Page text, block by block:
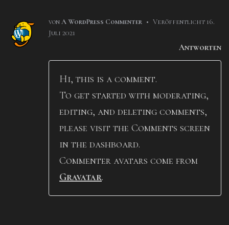
vonA WordPress Commenter • Veröffentlicht 16.
Juli 2021
Antworten
Hi, this is a comment.
To get started with moderating,
editing, and deleting comments,
please visit the Comments screen
in the dashboard.
Commenter avatars come from
Gravatar.